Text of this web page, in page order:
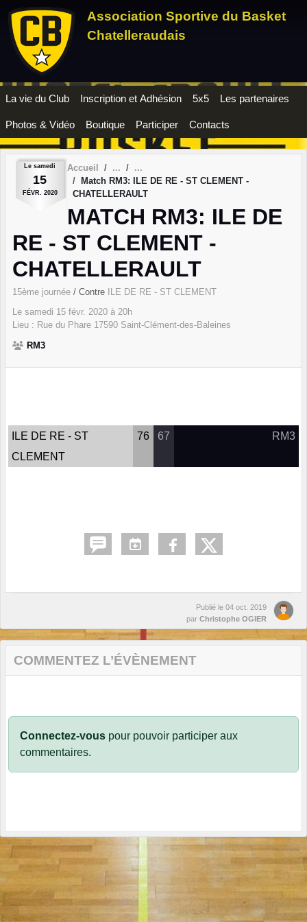
Association Sportive du Basket
Chatelleraudais
La vie du Club Inscription et Adhésion 5x5 Les partenaires
Photos & Vidéo Boutique Participer Contacts
Le samedi
15
FÉVR. 2020
Accueil
Match RM3: ILE DE RE - ST CLEMENT -
CHATELLERAULT
MATCH RM3: ILE DE
RE - ST CLEMENT -
CHATELLERAULT
15ème journée / Contre ILE DE RE - ST CLEMENT
Le samedi 15 févr. 2020 à 20h
Lieu : Rue du Phare 17590 Saint-Clément-des-Baleines
RM3
ILE DE RE - ST
CLEMENT
76 67 RM3
Publié le 04 oct. 2019
par Christophe OGIER
COMMENTEZ L’ÉVÈNEMENT
Connectez-vous pour pouvoir participer aux
commentaires.
Panneau de gestion des cookies